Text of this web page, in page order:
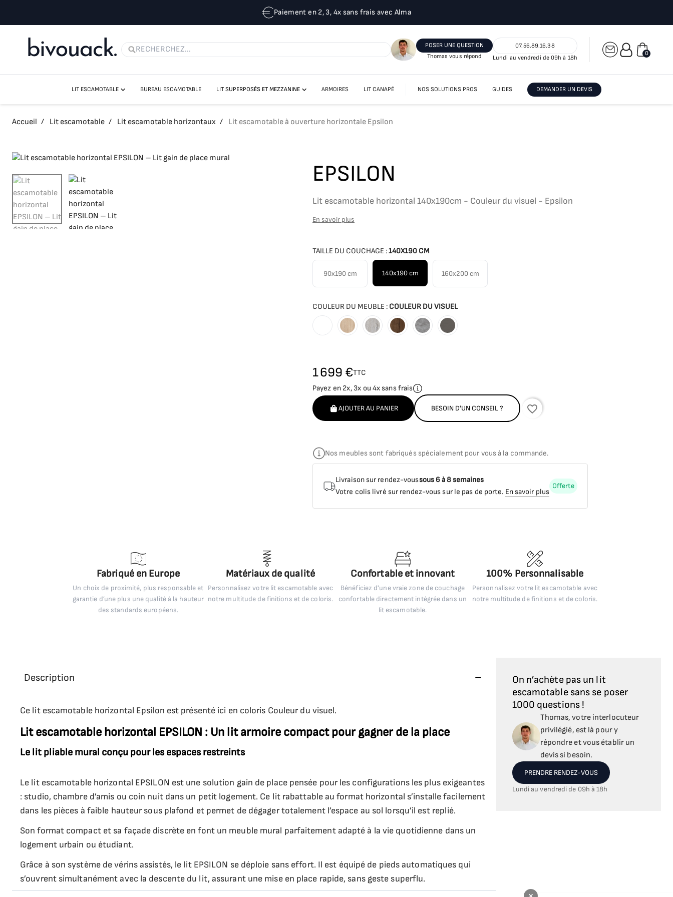
Paiement en 2, 3, 4x sans frais avec Alma
POSER UNE QUESTION
Thomas vous répond
07.56.89.16.38
Lundi au vendredi de 09h à 18h
0
LIT ESCAMOTABLE
LIT ESCAMOTABLE HORIZONTAUX
MATELAS
BUREAU ESCAMOTABLE LIT SUPERPOSÉS ET MEZZANINE
LITS ESCAMOTABLES SUPERPOSÉS
ARMOIRES LIT CANAPÉ NOS SOLUTIONS PROS GUIDES DEMANDER UN DEVIS
Accueil / Lit escamotable / Lit escamotable horizontaux / Lit escamotable à ouverture horizontale Epsilon
EPSILON
Lit escamotable horizontal 140x190cm - Couleur du visuel - Epsilon
En savoir plus
TAILLE DU COUCHAGE :140X190 CM
90x190 cm 140x190 cm 160x200 cm
COULEUR DU MEUBLE : COULEUR DU VISUEL
Blanc Bois naturel
Vintage Nogal Beton ciréAnthracite
1 699 €TTC
Payez en 2x, 3x ou 4x sans frais
AJOUTER AU PANIER BESOIN D'UN CONSEIL ? favorite_border
Nos meubles sont fabriqués spécialement pour vous à la commande.
Livraison sur rendez-voussous 6 à 8 semaines
Votre colis livré sur rendez-vous sur le pas de porte. En savoir plus
Offerte
Fabriqué en Europe
Un choix de proximité, plus responsable et
garantie d’une plus une qualité à la hauteur
des standards européens.
Matériaux de qualité
Personnalisez votre lit escamotable avec
notre multitude de finitions et de coloris.
Confortable et innovant
Bénéficiez d'une vraie zone de couchage
confortable directement intégrée dans un
lit escamotable.
100% Personnalisable
Personnalisez votre lit escamotable avec
notre multitude de finitions et de coloris.
Description
Ce lit escamotable horizontal Epsilon est présenté ici en coloris Couleur du visuel.
Lit escamotable horizontal EPSILON : Un lit armoire compact pour gagner de la place
Le lit pliable mural conçu pour les espaces restreints
Le lit escamotable horizontal EPSILON est une solution gain de place pensée pour les configurations les plus exigeantes
: studio, chambre d’amis ou coin nuit dans un petit logement. Ce lit rabattable au format horizontal s’installe facilement
dans les pièces à faible hauteur sous plafond et permet de dégager totalement l’espace au sol lorsqu’il est replié.
Son format compact et sa façade discrète en font un meuble mural parfaitement adapté à la vie quotidienne dans un
logement urbain ou étudiant.
Grâce à son système de vérins assistés, le lit EPSILON se déploie sans effort. Il est équipé de pieds automatiques qui
s’ouvrent simultanément avec la descente du lit, assurant une mise en place rapide, sans geste superflu.
On n’achète pas un lit
escamotable sans se poser
1000 questions !
Thomas, votre interlocuteur
privilégié, est là pour y
répondre et vous établir un
devis si besoin.
PRENDRE RENDEZ-VOUS
Lundi au vendredi de 09h à 18h